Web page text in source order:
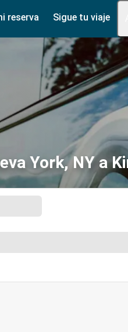
reserva Sigue tu viaje
York, NY a